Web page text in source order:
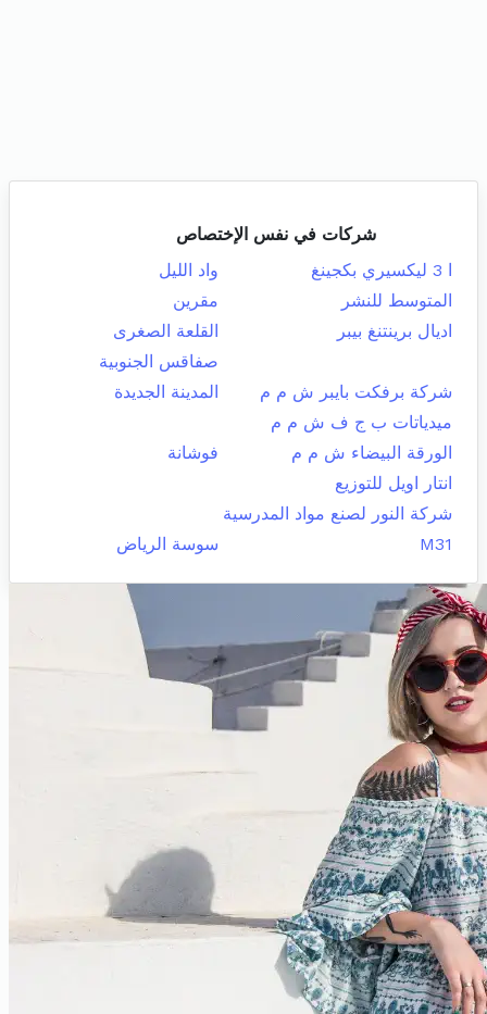
شركات في نفس الإختصاص
واد الليل
المتوسط للنشر
مقرين
اديال برينتنغ بيبر
القلعة الصغرى
صفاقس الجنوبية
شركة برفكت بايبر ش م م
المدينة الجديدة
ميدياتات ب ج ف ش م م
الورقة البيضاء ش م م
فوشانة
انتار اويل للتوزيع
شركة النور لصنع مواد المدرسية
M31
سوسة الرياض